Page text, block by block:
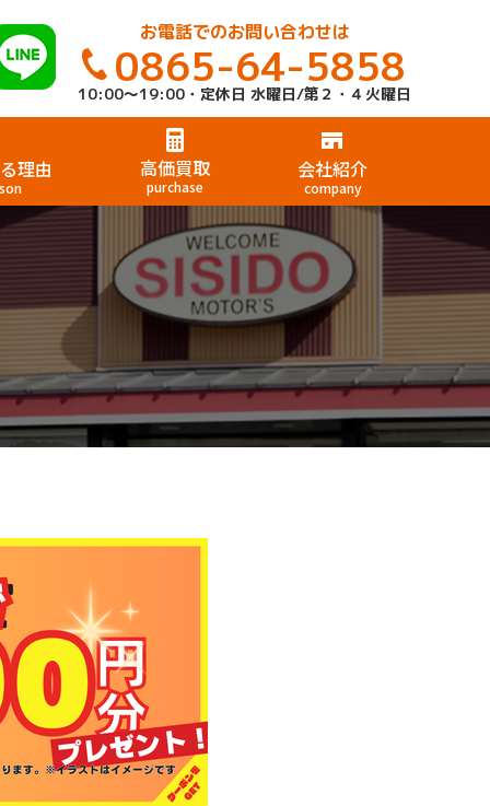
お電話でのお問い合わせは
0865-64-5858
10:00～19:00・定休日 水曜日/第２・４火曜日
理由 高価買取
purchase
会社紹介
company